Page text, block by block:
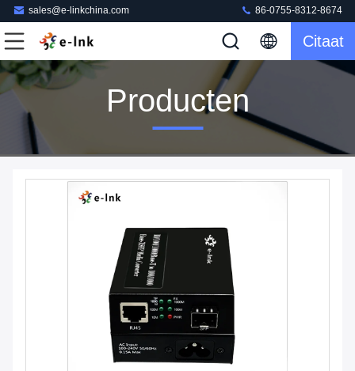
sales@e-linkchina.com 86-0755-8312-8674
Citaat
Producten